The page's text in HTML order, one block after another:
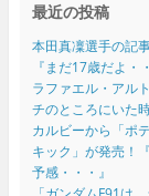
最近の投稿
本田真凜選手の記
『まだ17歳だよ・
ラファエル・アル
チのところにいた
カルビーから「ポ
キック」が発売！
予感・・・』